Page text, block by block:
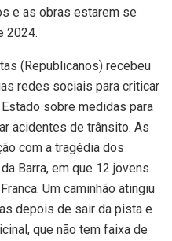
e as obras estarem se
2024.
(Republicanos) recebeu
redes sociais para criticar
sobre medidas para
acidentes de trânsito. As
com a tragédia dos
Barra, em que 12 jovens
Um caminhão atingiu
depois de sair da pista e
que não tem faixa de